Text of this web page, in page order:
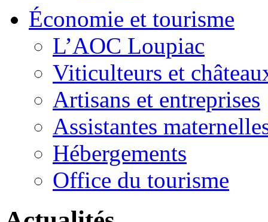
Économie et tourisme
L’AOC Loupiac
Viticulteurs et
Artisans et entreprises
Assistantes
Hébergements
Office du tourisme